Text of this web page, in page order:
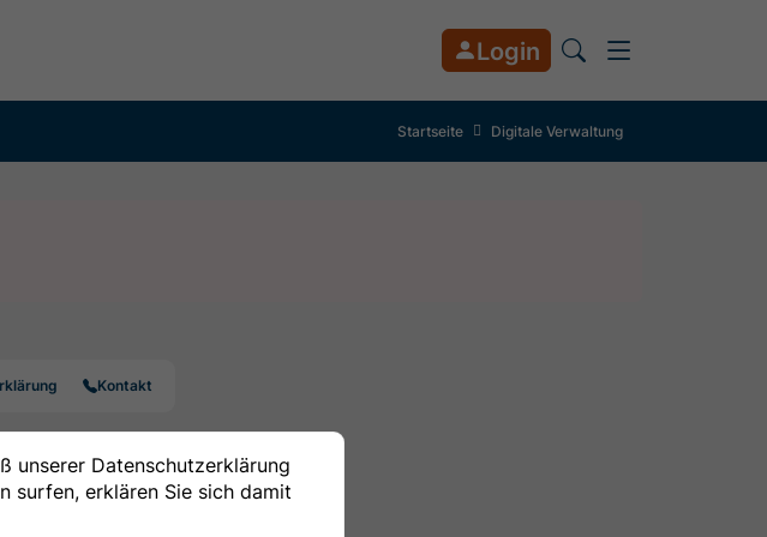
Login
Startseite Digitale Verwaltung
Kontakt
unserer Datenschutzerklärung
surfen, erklären Sie sich damit